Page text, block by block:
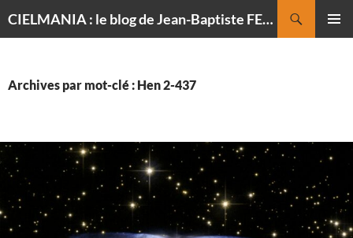
CIELMANIA : le blog de Jean-Baptiste FELDMANN, photographe du ciel
Archives par mot-clé : Hen 2-437